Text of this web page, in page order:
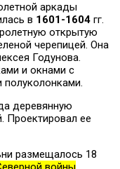
аркады
в 1601-1604 гг.
открытую
черепицей. Она
Годунова.
и окнами с
деревянную
Проектировал ее
размещалось 18